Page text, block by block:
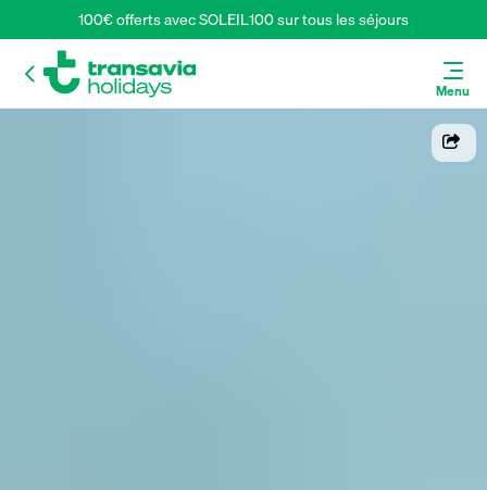
100€ offerts avec SOLEIL100 sur tous les séjours
Menu